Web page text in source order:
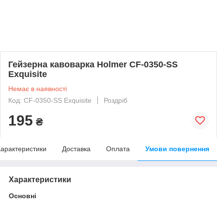
Гейзерна кавоварка Holmer CF-0350-SS
Exquisite
Немає в наявності
Код: CF-0350-SS Exquisite
Роздріб
195 ₴
Доставка Оплата Умови повернення
Характеристики
Основні